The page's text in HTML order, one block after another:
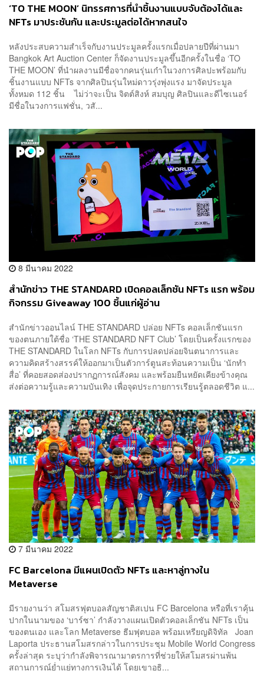
‘TO THE MOON’ นิทรรศการที่นำชิ้นงานแบบจับต้องได้และ
NFTs มาประชันกัน และประมูลต่อได้หากสนใจ
หลังประสบความสำเร็จกับงานประมูลครั้งแรกเมื่อปลายปีที่ผ่านมา
Bangkok Art Auction Center ก็จัดงานประมูลขึ้นอีกครั้งในชื่อ ‘TO
THE MOON’ ที่นำผลงานมีชื่อจากคนรุ่นเก๋าในวงการศิลปะพร้อมกับ
ชิ้นงานแบบ NFTs จากศิลปินรุ่นใหม่ดาวรุ่งพุ่งแรง มาจัดประมูล
ทั้งหมด 112 ชิ้น ไม่ว่าจะเป็น จิตต์สิงห์ สมบุญ ศิลปินและดีไซเนอร์
มีชื่อในวงการแฟชั่น, วสั...
8 มีนาคม 2022
สำนักข่าว THE STANDARD เปิดคอลเล็กชัน NFTs แรก พร้อม
กิจกรรม Giveaway 100 ชิ้นแก่ผู้อ่าน
สำนักข่าวออนไลน์ THE STANDARD ปล่อย NFTs คอลเล็กชันแรก
ของตนภายใต้ชื่อ ‘THE STANDARD NFT Club’ โดยเป็นครั้งแรกของ
THE STANDARD ในโลก NFTs กับการปลดปล่อยจินตนาการและ
ความคิดสร้างสรรค์ให้ออกมาเป็นตัวการ์ตูนสะท้อนความเป็น ‘นักทำ
สื่อ’ ที่คอยสอดส่องปรากฏการณ์สังคม และพร้อมยืนหยัดเคียงข้างคุณ
ส่งต่อความรู้และความบันเทิง เพื่อจุดประกายการเรียนรู้ตลอดชีวิต แ...
7 มีนาคม 2022
FC Barcelona มีแผนเปิดตัว NFTs และหาลู่ทางใน
Metaverse
มีรายงานว่า สโมสรฟุตบอลสัญชาติสเปน FC Barcelona หรือที่เราคุ้น
ปากในนามของ ‘บาร์ซา’ กำลังวางแผนเปิดตัวคอลเล็กชัน NFTs เป็น
ของตนเอง และโลก Metaverse ธีมฟุตบอล พร้อมเหรียญดิจิทัล Joan
Laporta ประธานสโมสรกล่าวในการประชุม Mobile World Congress
ครั้งล่าสุด ระบุว่ากำลังพิจารณามาตรการที่ช่วยให้สโมสรผ่านพ้น
สถานการณ์ย่ำแย่ทางการเงินได้ โดยเขาอธิ...